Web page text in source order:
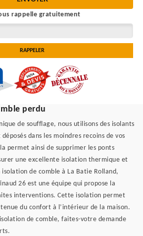
rappelle gratuitement
perdu
de soufflage, nous utilisons des isolants
dans les moindres recoins de vos
permet ainsi de supprimer les ponts
une excellente isolation thermique et
de comble à La Batie Rolland,
26 est une équipe qui propose la
interventions. Cette isolation permet
du confort à l’intérieur de la maison.
de comble, faites-votre demande